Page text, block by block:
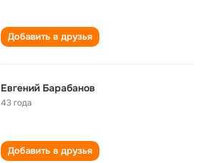
Добавить в друзья
Евгений Барабанов
43 года
Добавить в друзья